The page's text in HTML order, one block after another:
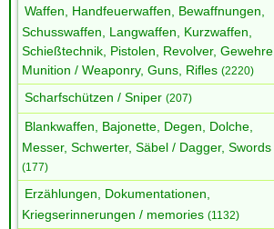
Waffen, Handfeuerwaffen, Bewaffnungen,
Schusswaffen, Langwaffen, Kurzwaffen,
Schießtechnik, Pistolen, Revolver, Gewehre,
Munition / Weaponry, Guns, Rifles (2220)
Scharfschützen / Sniper (207)
Blankwaffen, Bajonette, Degen, Dolche,
Messer, Schwerter, Säbel / Dagger, Swords
(177)
Erzählungen, Dokumentationen,
Kriegserinnerungen / memories (1132)